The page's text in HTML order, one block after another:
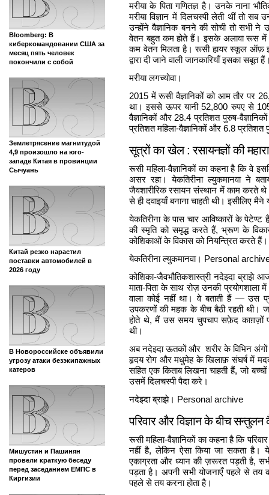
Bloomberg: В
киберкомандовании США за
месяц пять человек
покончили с собой
Землетрясение магнитудой
4,9 произошло на юго-
западе Китая в провинции
Сычуань
Китай резко нарастил
поставки автомобилей в
2026 году
В Новороссийске объявили
угрозу атаки безэкипажных
катеров
Мишустин и Пашинян
провели краткую беседу
перед заседанием ЕМПС в
Киргизии
मरीया के पिता गणितज्ञ है। उनके नाना
मरीया विज्ञान में दिलचस्पी लेती थीं तो
उन्होंने वैज्ञानिक बनने की सोची तो सभी ने
वेतन बहुत कम होते हैं। इसके अलावा रूस में
कम वेतन मिलता है। रूसी हायर स्कूल ऑफ़
द्वारा दी जाने वाली जानकारियाँ इसका सबूत
मरीया लगच्योवा।
2015 में रूसी वैज्ञानिकों को आम तौर पर
था। इससे ऊपर यानी 52,800 रुपए से
वैज्ञानिकों और 28.4 प्रतिशत पुरुष-
प्रतिशत महिला-वैज्ञानिकों और 6.8 प्रतिशत
सूत्रों का खेल : रसायनज्ञों की
रूसी महिला-वैज्ञानिकों का कहना है कि वे
असर रहा। येकतिरीना ल्युकमानवा ने
जैवशारीरिक रसायन संस्थान में काम करते
से ही दवाइयाँ बनाना चाहती थी। इसीलिए
येकतिरीना के पास चार आविष्कारों के पेटेण्ट
की स्मृति को समृद्ध करते हैं, भ्रूण के
कोशिकाओं के विकास को नियन्त्रित करते हैं।
येकतिरीना ल्युकमानवा। Personal
कोशिका-जैवभौतिकशास्त्री नदेझ्दा ब्राझे
माता-पिता के साथ रोज़ उनकी
वाला कोई नहीं था। वे बताती हैं — उस
उपकरणों की महक के बीच बैठी रहती थी।
होते थे, मैं उस समय चुपचाप सफ़ेद काग़ज़ों
थी।
अब नदेझ्दा ऊतकों और शरीर के विभिन
हृदय रोग और मधुमेह के खिलाफ़ संघर्ष में मदद
सहित एक किताब लिखना चाहती हैं, जो
उसमें दिलचस्पी पैदा करे।
नदेझ्दा ब्राझे। Personal archive
परिवार और विज्ञान के बीच
रूसी महिला-वैज्ञानिकों का कहना है कि
नहीं है, लेकिन ऐसा किया जा सकता है।
एकाग्रता और ध्यान की ज़रूरत पड़ती है,
पड़ता है। अपनी सभी योजनाएँ पहले से तय
पहले से तय करना होता है।